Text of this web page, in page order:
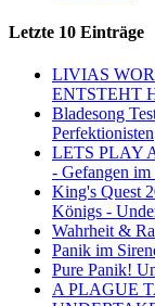
Letzte 10 Einträge
LIVIAS
ENTSTEHT
Bladesong
Perfektionisten
LETS PLAY
- Gefangen
King's Quest
Königs -
Wahrheit &
Panik im
Pure Panik!
A PLAGUE